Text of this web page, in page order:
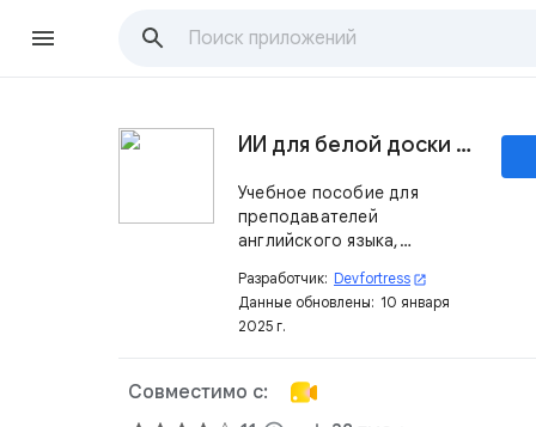
ИИ для белой доски для английского языка
Учебное пособие для
преподавателей
английского языка,
Meet™.
Разработчик: Devfortress open_in_new
Данные обновлены: 10 января
2025 г.
Совместимо с: